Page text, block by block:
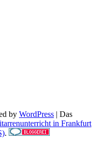
by WordPress | Das
in Frankfurt
.